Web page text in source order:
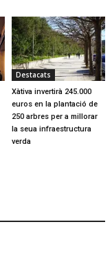
Destacats
Xàtiva invertirà 245.000
euros en la plantació de
250 arbres per a millorar
la seua infraestructura
verda